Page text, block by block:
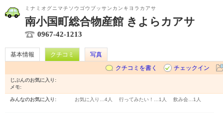
ミナミオグニマチソウゴウブッサンカンキヨラカアサ
南小国町総合物産館 きよらカアサ
0967-42-1213
基本情報 クチコミ
写真
クチコミを書く
チェックイン
じぶんのお気に入り:
メモ:
みんなのお気に入り: お気に入り… 4人 行ってみたい！… 1人 飲み会… 1人